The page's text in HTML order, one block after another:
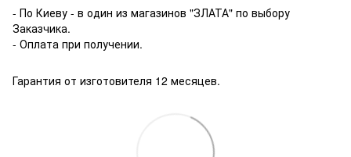
- По Киеву - в один из магазинов "ЗЛАТА" по выбору
Заказчика.
- Оплата при получении.
Гарантия от изготовителя 12 месяцев.